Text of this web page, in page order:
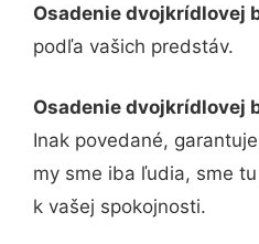
Osadenie dvojkrídlovej
podľa vašich predstáv.
Osadenie dvojkrídlovej
Inak povedané,
my sme iba ľudia, sme
k vašej spokojnosti.